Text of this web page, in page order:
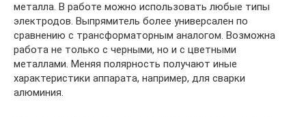
металла. В работе можно использовать любые типы
электродов. Выпрямитель более универсален по
сравнению с трансформаторным аналогом. Возможна
работа не только с черными, но и с цветными
металлами. Меняя полярность получают иные
характеристики аппарата, например, для сварки
алюминия.